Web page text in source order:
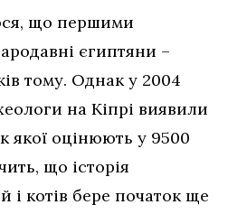
що першими
єгиптяни –
тому. Однак у 2004
на Кіпрі виявили
якої оцінюють у 9500
що історія
і котів бере початок ще